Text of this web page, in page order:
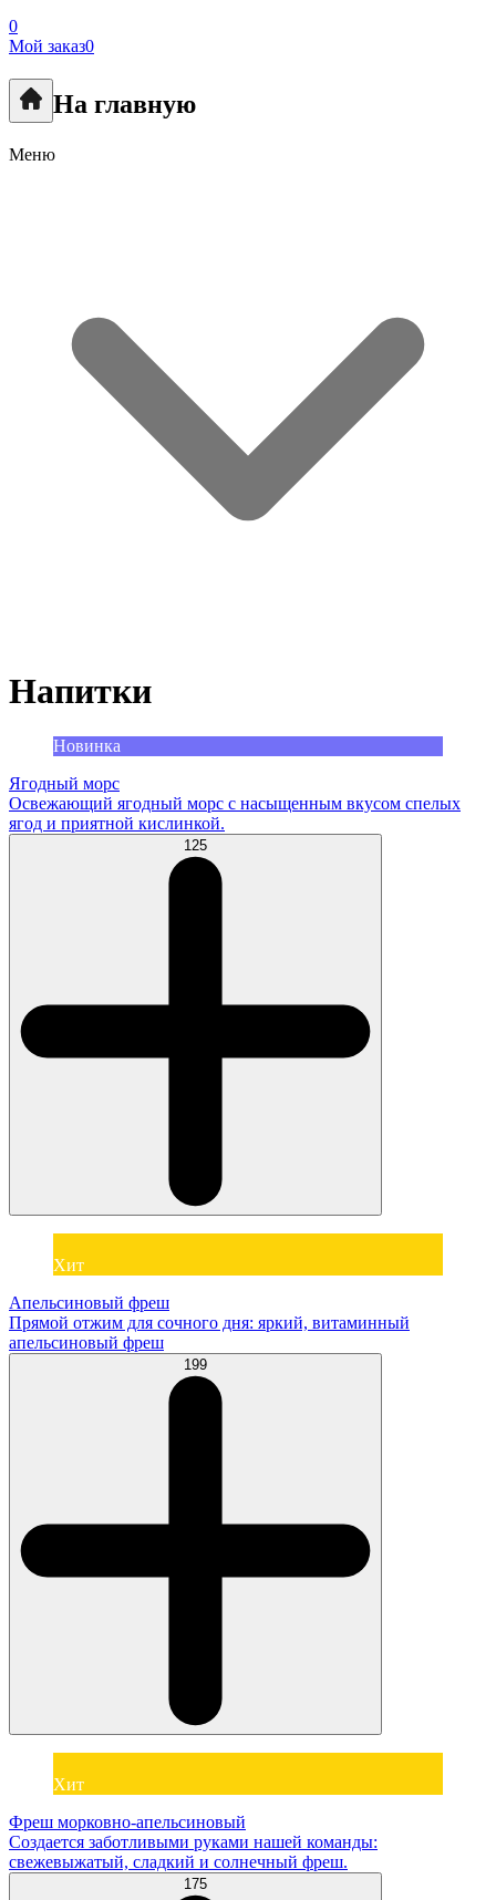
0
Мой заказ0
На главную
Меню
Напитки
Новинка
Ягодный морс
Освежающий ягодный морс с насыщенным вкусом спелых
ягод и приятной кислинкой.
125
Хит
Апельсиновый фреш
Прямой отжим для сочного дня: яркий, витаминный
апельсиновый фреш
199
Хит
Фреш морковно-апельсиновый
Создается заботливыми руками нашей команды:
свежевыжатый, сладкий и солнечный фреш.
175